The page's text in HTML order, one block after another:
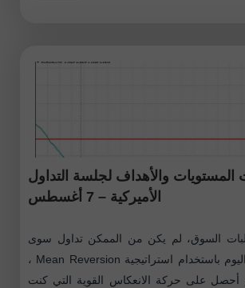
المستويات والأهداف لجلسة التداول
الأميركية – 7 أغسطس
السوق، لم يكن من الممكن تداول سوى
الجنيه الإسترليني اليوم باستخدام استراتيجية Mean Reversion ،
على حركة الانعكاس القوية التي كنت